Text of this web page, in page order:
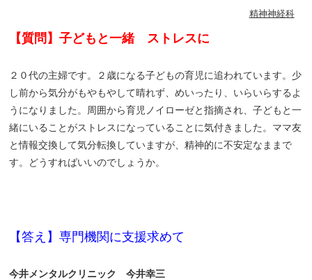
精神神経科
【質問】子どもと一緒 ストレスに
２０代の主婦です。２歳になる子どもの育児に追われています。少
し前から気分がもやもやして晴れず、めいったり、いらいらするよ
うになりました。周囲から育児ノイローゼと指摘され、子どもと一
緒にいることがストレスになっていることに気付きました。ママ友
と情報交換して気分転換していますが、精神的に不安定なままで
す。どうすればいいのでしょうか。
【答え】専門機関に支援求めて
今井メンタルクリニック 今井幸三